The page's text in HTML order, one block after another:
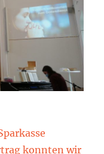
konnten wir